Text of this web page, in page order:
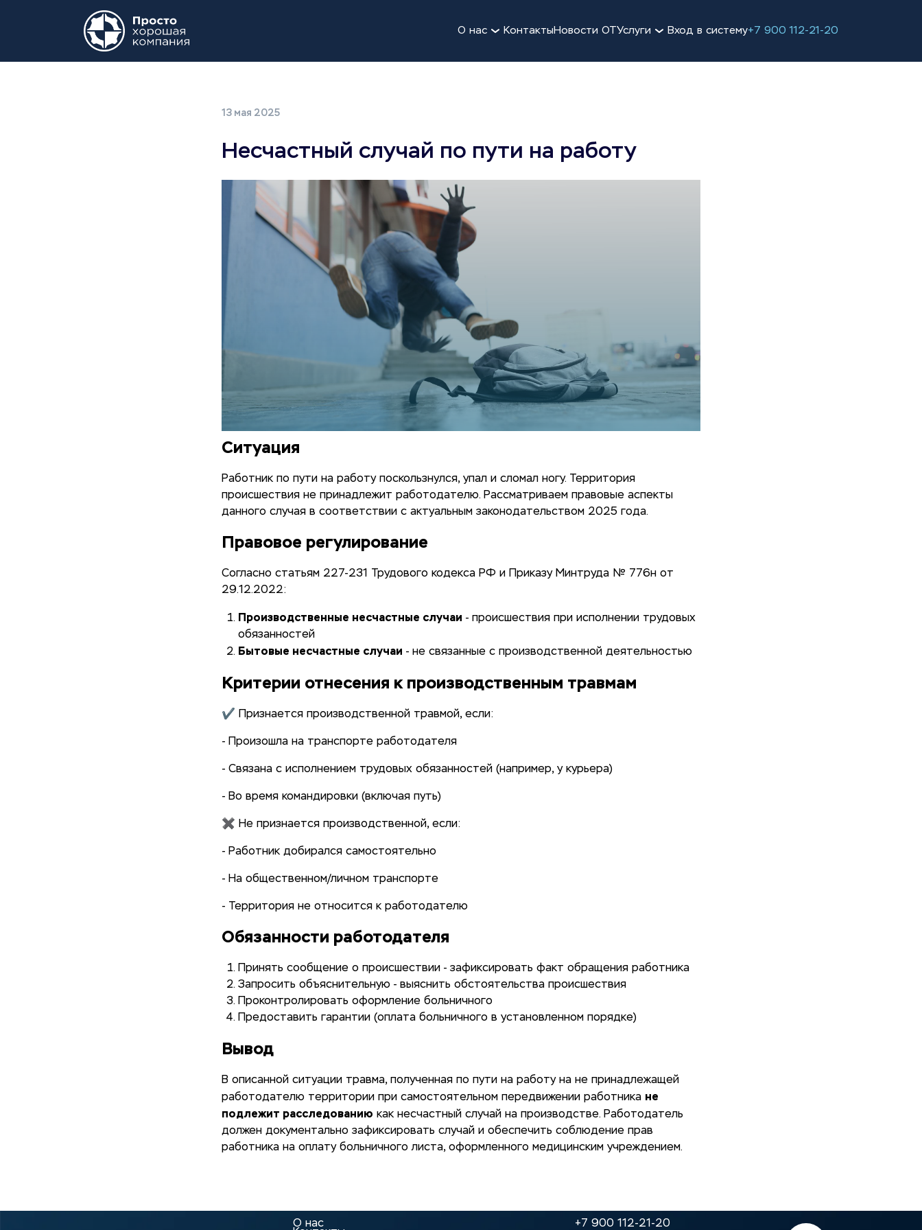
О нас Контакты Новости ОТУслуги Вход в систему+7 900 112-21-20
13 мая 2025
Несчастный случай по пути на работу
Ситуация
Работник по пути на работу поскользнулся, упал и сломал ногу. Территория
происшествия не принадлежит работодателю. Рассматриваем правовые аспекты
данного случая в соответствии с актуальным законодательством 2025 года.
Правовое регулирование
Согласно статьям 227-231 Трудового кодекса РФ и Приказу Минтруда № 776н от
29.12.2022:
Производственные несчастные случаи - происшествия при исполнении трудовых
обязанностей
Бытовые несчастные случаи - не связанные с производственной деятельностью
Критерии отнесения к производственным травмам
✔ Признается производственной травмой, если:
- Произошла на транспорте работодателя
- Связана с исполнением трудовых обязанностей (например, у курьера)
- Во время командировки (включая путь)
✖ Не признается производственной, если:
- Работник добирался самостоятельно
- На общественном/личном транспорте
- Территория не относится к работодателю
Обязанности работодателя
Принять сообщение о происшествии - зафиксировать факт обращения работника
Запросить объяснительную - выяснить обстоятельства происшествия
Проконтролировать оформление больничного
Предоставить гарантии (оплата больничного в установленном порядке)
Вывод
В описанной ситуации травма, полученная по пути на работу на не принадлежащей
работодателю территории при самостоятельном передвижении работника не
подлежит расследованию как несчастный случай на производстве. Работодатель
должен документально зафиксировать случай и обеспечить соблюдение прав
работника на оплату больничного листа, оформленного медицинским учреждением.
О нас
+7 900 112-21-20